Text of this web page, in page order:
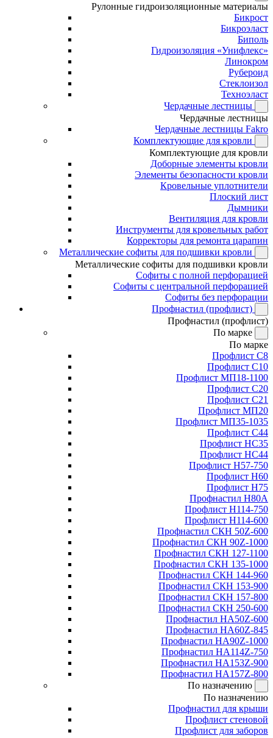
Рулонные гидроизоляционные материалы
Бикрост
Бикроэласт
Биполь
Гидроизоляция «Унифлекс»
Линокром
Рубероид
Стеклоизол
Техноэласт
Чердачные лестницы
Чердачные лестницы
Чердачные лестницы Fakro
Комплектующие для кровли
Комплектующие для кровли
Доборные элементы кровли
Элементы безопасности кровли
Кровельные уплотнители
Плоский лист
Дымники
Вентиляция для кровли
Инструменты для кровельных работ
Корректоры для ремонта царапин
Металлические софиты для подшивки кровли
Металлические софиты для подшивки кровли
Софиты с полной перфорацией
Софиты с центральной перфорацией
Софиты без перфорации
Профнастил (профлист)
Профнастил (профлист)
По марке
По марке
Профлист С8
Профлист С10
Профлист МП18-1100
Профлист С20
Профлист С21
Профлист МП20
Профлист МП35-1035
Профлист С44
Профлист НС35
Профлист НС44
Профлист Н57-750
Профлист Н60
Профлист Н75
Профнастил Н80А
Профлист Н114-750
Профлист Н114-600
Профнастил СКН 50Z-600
Профнастил СКН 90Z-1000
Профнастил СКН 127-1100
Профнастил СКН 135-1000
Профнастил СКН 144-960
Профнастил СКН 153-900
Профнастил СКН 157-800
Профнастил СКН 250-600
Профнастил НА50Z-600
Профнастил НА60Z-845
Профнастил НА90Z-1000
Профнастил НА114Z-750
Профнастил НА153Z-900
Профнастил НА157Z-800
По назначению
По назначению
Профнастил для крыши
Профлист стеновой
Профлист для заборов